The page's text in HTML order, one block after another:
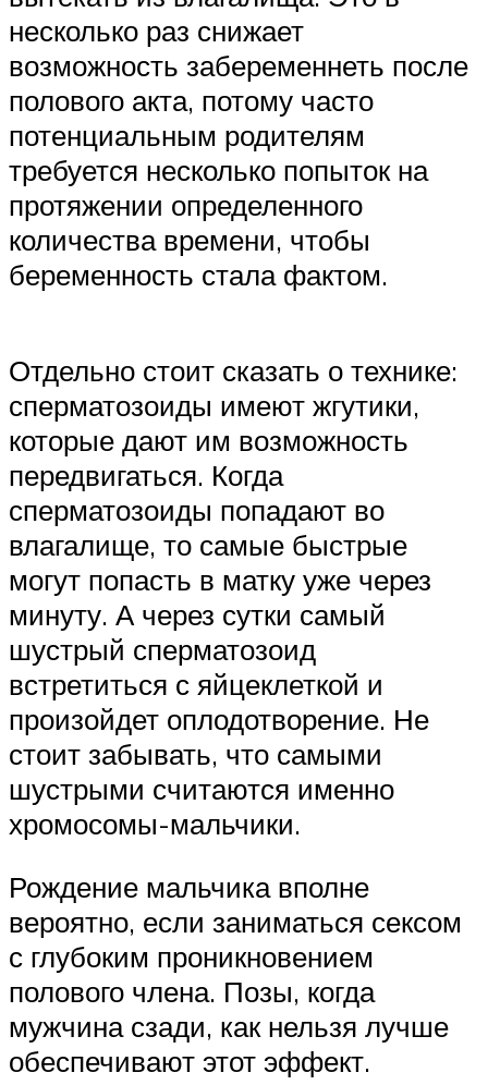
несколько раз снижает
возможность забеременнеть после
полового акта, потому часто
потенциальным родителям
требуется несколько попыток на
протяжении определенного
количества времени, чтобы
беременность стала фактом.
Отдельно стоит сказать о технике:
сперматозоиды имеют жгутики,
которые дают им возможность
передвигаться. Когда
сперматозоиды попадают во
влагалище, то самые быстрые
могут попасть в матку уже через
минуту. А через сутки самый
шустрый сперматозоид
встретиться с яйцеклеткой и
произойдет оплодотворение. Не
стоит забывать, что самыми
шустрыми считаются именно
хромосомы-мальчики.
Рождение мальчика вполне
вероятно, если заниматься сексом
с глубоким проникновением
полового члена. Позы, когда
мужчина сзади, как нельзя лучше
обеспечивают этот эффект.